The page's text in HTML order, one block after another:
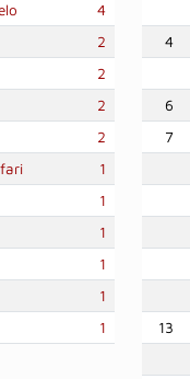
4
2
2
2
2
1
1
1
1
1
1
4
6
7
13